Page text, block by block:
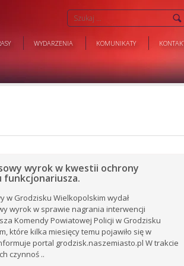
WYDARZENIA KOMUNIKATY
wyrok w kwestii ochrony
funkcjonariusza.
w Grodzisku Wielkopolskim wydał
wyrok w sprawie nagrania interwencji
Komendy Powiatowej Policji w Grodzisku
które kilka miesięcy temu pojawiło się w
portal grodzisk.naszemiasto.pl W trakcie
czynnoś ..